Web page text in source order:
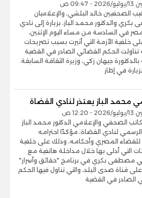
- 09:47 ص
الصحفيين خالد البلشي، والإعلاميان
والدكتور محمد الباز، بزيارة إلى نادي
في السادسة من مساء اليوم الإثنين،
خلفية الأزمة التي أثيرت بسبب تصريحات
تناولت الحكم القضائي الصادر في القضية
بالدكتورة جيهان زكي، وزيرة الثقافة السابقة.
في إطار
محمد الباز يعتذر لنادي القضاة
- 12:20 ص
الصحفي والإعلامي الدكتور محمد الباز
الرسمي لنادي القضاة، مؤكدًا احترامه
للقضاء المصري وأحكامه، وذلك على خلفية
التي أدلى بها خلال مداخلة هاتفية مع
مصطفى بكري في برنامج "حقائق وأسرار"
على قناة صدى البلد، والتي تناول فيها الحكم
الصادر في القضية